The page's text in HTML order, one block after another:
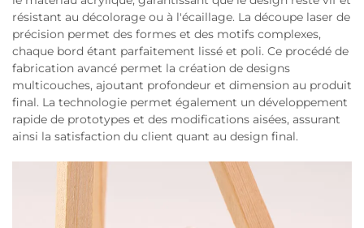
résistant au décolorage ou à l'écaillage. La découpe laser de
précision permet des formes et des motifs complexes,
chaque bord étant parfaitement lissé et poli. Ce procédé de
fabrication avancé permet la création de designs
multicouches, ajoutant profondeur et dimension au produit
final. La technologie permet également un développement
rapide de prototypes et des modifications aisées, assurant
ainsi la satisfaction du client quant au design final.